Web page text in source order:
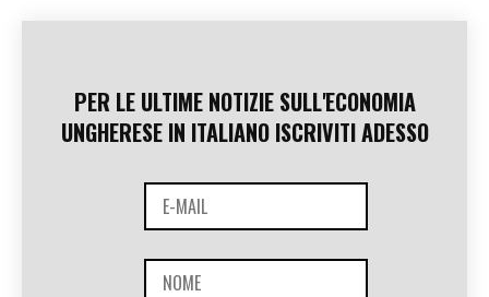
PER LE ULTIME NOTIZIE SULL'ECONOMIA
UNGHERESE IN ITALIANO ISCRIVITI ADESSO